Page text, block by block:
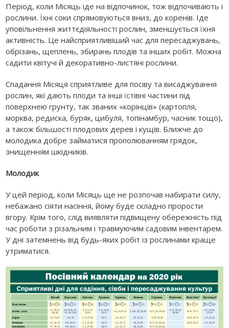
Період, коли Місяць іде на відпочинок, тож відпочивають і
рослини. Їхні соки спрямовуються вниз, до коренів. Іде
уповільнення життєдіяльності рослин, зменшується їхня
активність. Це найсприятливіший час для пересаджувань,
обрізань, щеплень, збирань плодів та інших робіт. Можна
садити квітучі й декоративно-листяні рослини.
Спадання Місяця сприятливе для посіву та висаджування
рослин, які дають плоди та інші їстівні частини під
поверхнею грунту, так званих «корінців» (картопля,
морква, редиска, буряк, цибуля, топінамбур, часник тощо),
а також більшості плодових дерев і кущів. Ближче до
молодика добре займатися прополюванням грядок,
знищенням шкідників.
Молодик
У цей період, коли Місяць ще не розпочав набирати силу,
небажано сіяти насіння, йому буде складно прорости
вгору. Крім того, слід виявляти підвищену обережність під
час роботи з різальним і травмуючим садовим інвентарем.
У дні затемнень від будь-яких робіт із рослинами краще
утриматися.